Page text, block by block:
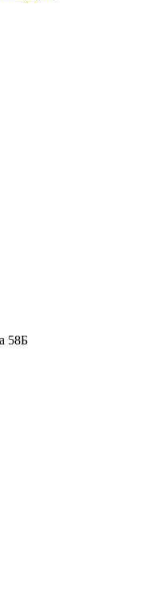
58Б